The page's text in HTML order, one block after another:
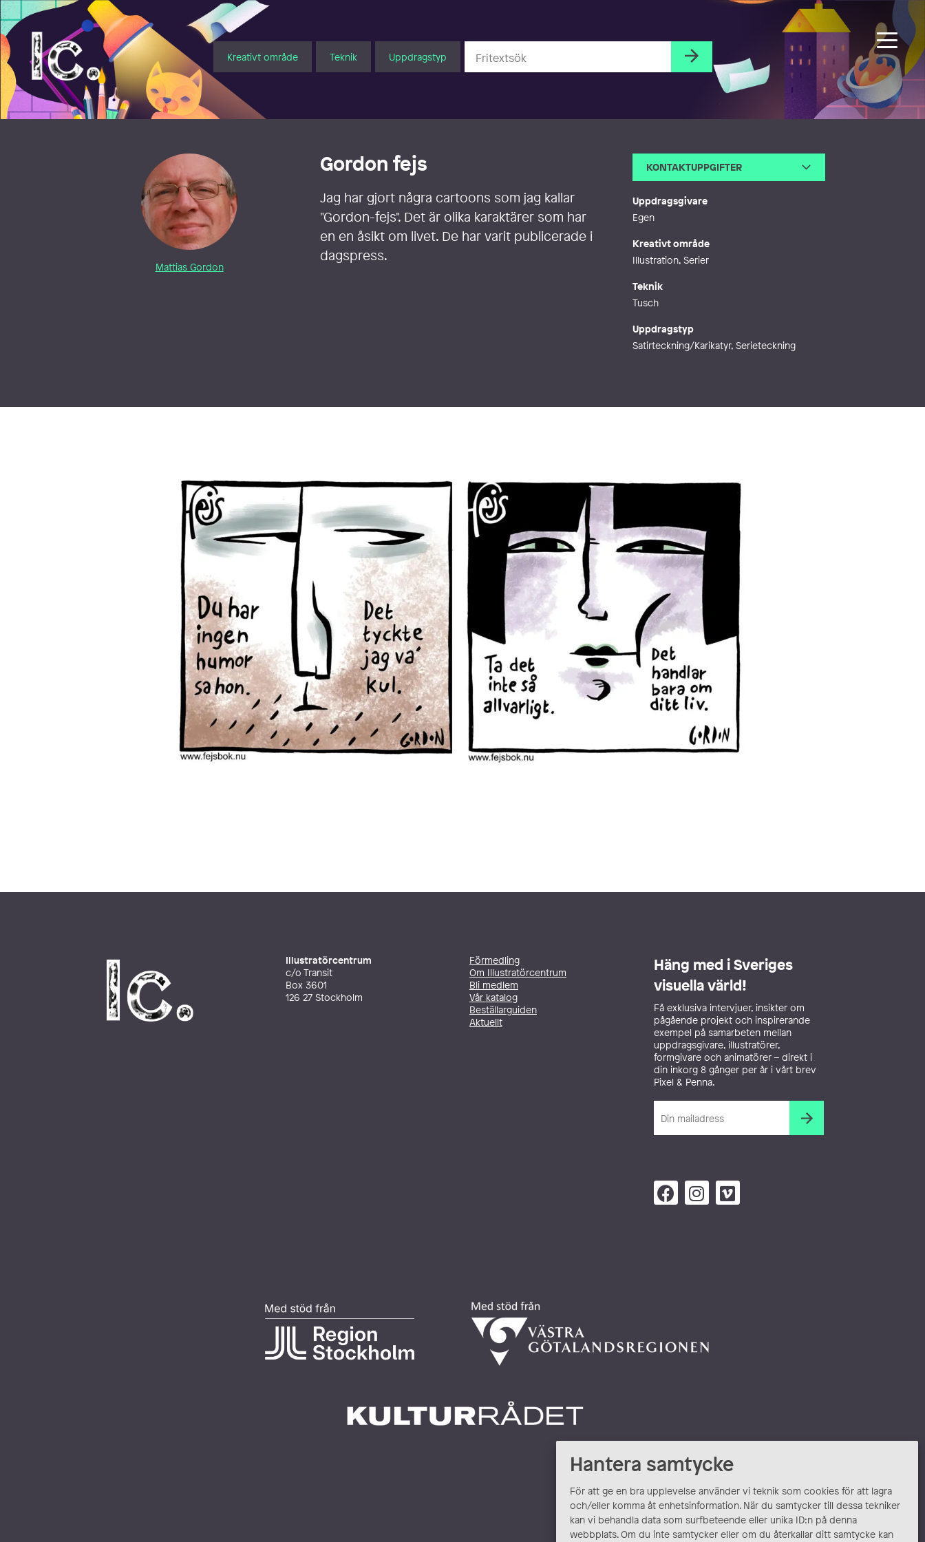
Hantera samtycke
För att ge en bra upplevelse använder vi teknik som cookies för att lagra
och/eller komma åt enhetsinformation. När du samtycker till dessa tekniker
kan vi behandla data som surfbeteende eller unika ID:n på denna
webbplats. Om du inte samtycker eller om du återkallar ditt samtycke kan
Illustratörcentrum
Kreativt område Teknik Uppdragstyp
Mattias Gordon
Gordon fejs
Jag har gjort några cartoons som jag kallar
"Gordon-fejs". Det är olika karaktärer som har
en en åsikt om livet. De har varit publicerade i
dagspress.
KONTAKTUPPGIFTER
Webb https://gordon.se
Uppdragsgivare
Egen
Kreativt område
Illustration, Serier
Teknik
Tusch
Uppdragstyp
Satirteckning/Karikatyr, Serieteckning
Illustratörcentrum
c/o Transit
Box 3601
126 27 Stockholm
Förmedling
Om Illustratörcentrum
Bli medlem
Vår katalog
Beställarguiden
Aktuellt
Häng med i Sveriges
visuella värld!
Få exklusiva intervjuer, insikter om
pågående projekt och inspirerande
exempel på samarbeten mellan
uppdragsgivare, illustratörer,
formgivare och animatörer – direkt i
din inkorg 8 gånger per år i vårt brev
Pixel & Penna.